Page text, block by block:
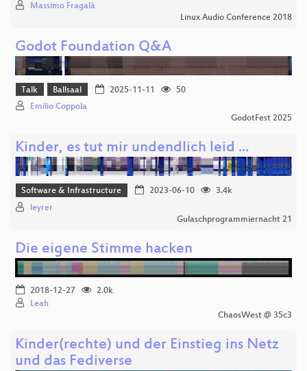
Massimo Fragalà
Linux Audio Conference 2018
Godot Foundation Q&A
Talk Ballsaal 2025-11-11
50
Emilio Coppola
GodotFest 2025
Kinder, es tut mir undendlich leid ...
Software & Infrastructure 2023-06-10
3.4k
leyrer
Gulaschprogrammiernacht 21
Die eigene Stimme hacken
2018-12-27
2.0k
Leah
ChaosWest @ 35c3
Kinder(rechte) und der Einstieg ins Netz
und das Fediverse